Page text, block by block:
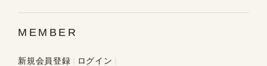
MEMBER
新規会員登録 ログイン